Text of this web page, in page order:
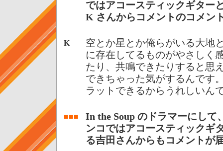
ではアコースティックギター
K さんからコメントのコメン
K
空とか星とか俺らがいる大地
に存在してるものがやさしく
たり、共鳴できたりすると思
できちゃった気がするんです
ラットできるからうれしいん
■■■
In the Soup のドラマーにして
ンコではアコースティックギ
る吉田さんからもコメントが